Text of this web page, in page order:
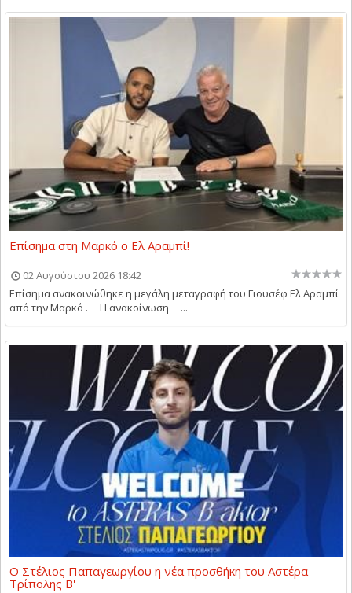
Επίσημα στη Μαρκό ο Ελ Αραμπί!
02 Αυγούστου 2026 18:42
Επίσημα ανακοινώθηκε η μεγάλη μεταγραφή του Γιουσέφ Ελ Αραμπί
από την Μαρκό . Η ανακοίνωση ...
Ο Στέλιος Παπαγεωργίου η νέα προσθήκη του Αστέρα
Τρίπολης Β'